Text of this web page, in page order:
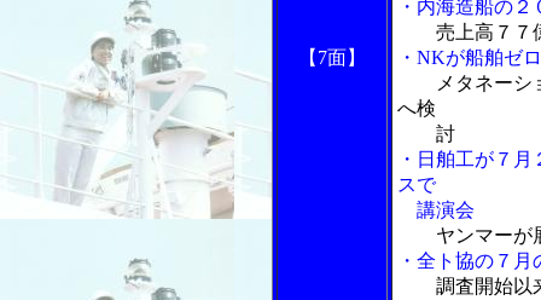
【7面】
・内海造船の
売上高７７
・NKが船舶ゼ
メタネー
へ検
討
・日舶工が７
スで
講演会
ヤンマーが
・全ト協の７
調査開始以